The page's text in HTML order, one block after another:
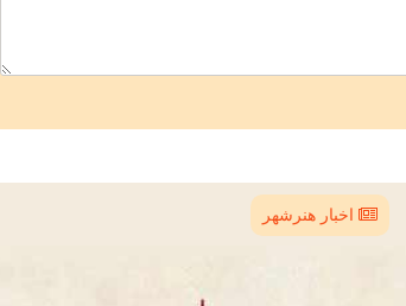
اخبار هنرشهر